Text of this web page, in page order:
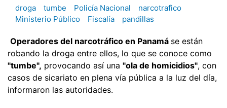
droga tumbe Policía Nacional
narcotrafico
Ministerio Público
Fiscalía pandillas
Operadores del narcotráfico en Panamá se están
robando la droga entre ellos, lo que se conoce como
"tumbe", provocando así una "ola de homicidios", con
casos de sicariato en plena vía pública a la luz del día,
informaron las autoridades.